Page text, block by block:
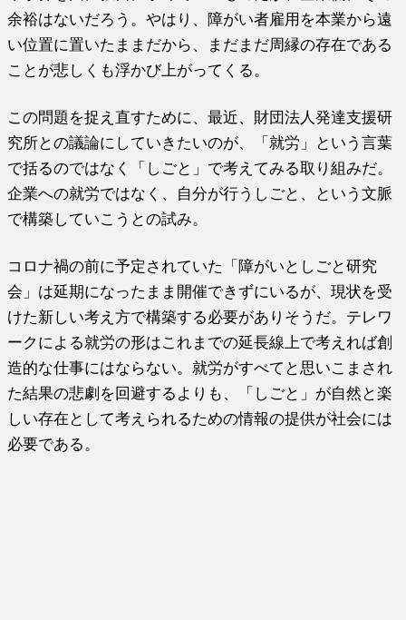
余裕はないだろう。やはり、障がい者雇用を本業から遠
い位置に置いたままだから、まだまだ周縁の存在である
ことが悲しくも浮かび上がってくる。
この問題を捉え直すために、最近、財団法人発達支援研
究所との議論にしていきたいのが、「就労」という言葉
で括るのではなく「しごと」で考えてみる取り組みだ。
企業への就労ではなく、自分が行うしごと、という文脈
で構築していこうとの試み。
コロナ禍の前に予定されていた「障がいとしごと研究
会」は延期になったまま開催できずにいるが、現状を受
けた新しい考え方で構築する必要がありそうだ。テレワ
ークによる就労の形はこれまでの延長線上で考えれば創
造的な仕事にはならない。就労がすべてと思いこまされ
た結果の悲劇を回避するよりも、「しごと」が自然と楽
しい存在として考えられるための情報の提供が社会には
必要である。